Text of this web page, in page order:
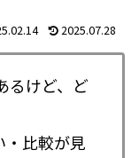
2025.07.28
るけど、ど
・比較が見